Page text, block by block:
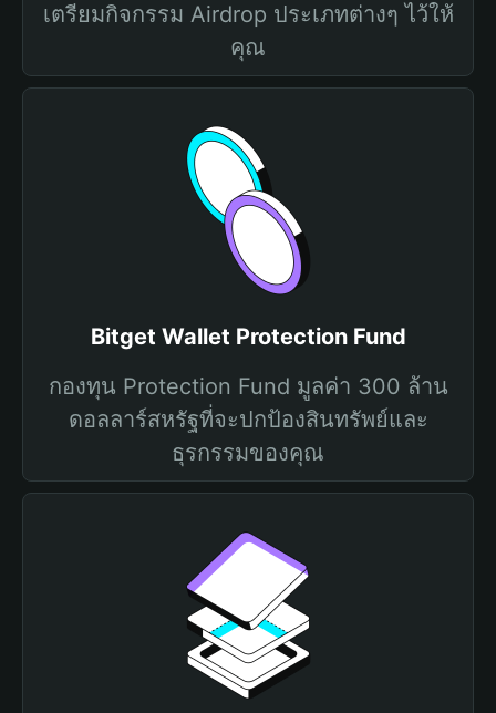
เตรียมกิจกรรม Airdrop ประเภทต่างๆ ไว้ให้
คุณ
Bitget Wallet Protection Fund
กองทุน Protection Fund มูลค่า 300 ล้าน
ดอลลาร์สหรัฐที่จะปกป้องสินทรัพย์และ
ธุรกรรมของคุณ